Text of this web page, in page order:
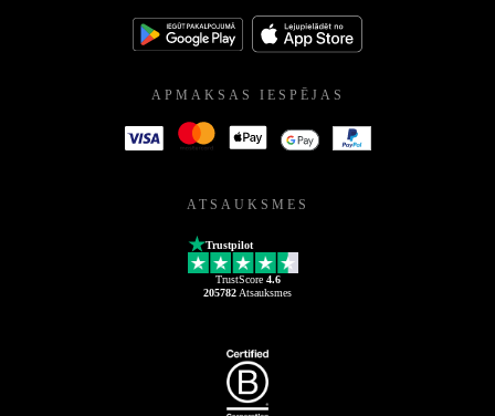
APMAKSAS IESPĒJAS
ATSAUKSMES
Trustpilot
TrustScore 4.6
205782 Atsauksmes